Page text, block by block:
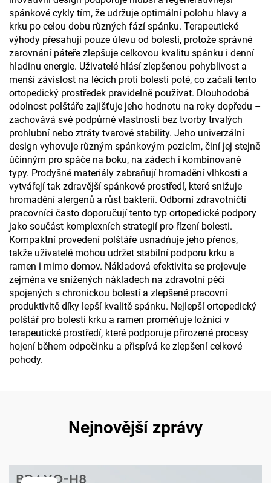
spánkové cykly tím, že udržuje optimální polohu hlavy a
krku po celou dobu různých fází spánku. Terapeutické
výhody přesahují pouze úlevu od bolesti, protože správné
zarovnání páteře zlepšuje celkovou kvalitu spánku i denní
hladinu energie. Uživatelé hlásí zlepšenou pohyblivost a
menší závislost na lécích proti bolesti poté, co začali tento
ortopedický prostředek pravidelně používat. Dlouhodobá
odolnost polštáře zajišťuje jeho hodnotu na roky dopředu –
zachovává své podpůrné vlastnosti bez tvorby trvalých
prohlubní nebo ztráty tvarové stability. Jeho univerzální
design vyhovuje různým spánkovým pozicím, činí jej stejně
účinným pro spáče na boku, na zádech i kombinované
typy. Prodyšné materiály zabraňují hromadění vlhkosti a
vytvářejí tak zdravější spánkové prostředí, které snižuje
hromadění alergenů a růst bakterií. Odborní zdravotničtí
pracovníci často doporučují tento typ ortopedické podpory
jako součást komplexních strategií pro řízení bolesti.
Kompaktní provedení polštáře usnadňuje jeho přenos,
takže uživatelé mohou udržet stabilní podporu krku a
ramen i mimo domov. Nákladová efektivita se projevuje
zejména ve snížených nákladech na zdravotní péči
spojených s chronickou bolestí a zlepšené pracovní
produktivitě díky lepší kvalitě spánku. Nejlepší ortopedický
polštář pro bolesti krku a ramen proměňuje ložnici v
terapeutické prostředí, které podporuje přirozené procesy
hojení během odpočinku a přispívá ke zlepšení celkové
pohody.
Nejnovější zprávy